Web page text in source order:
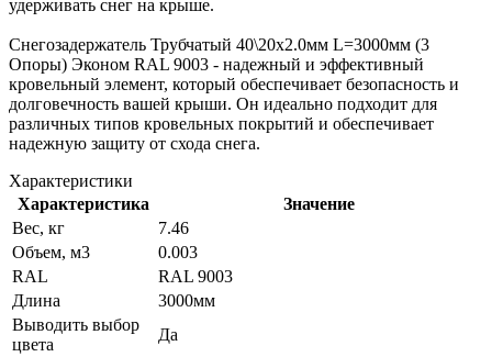
удерживать снег на крыше.
Снегозадержатель Трубчатый 40\20х2.0мм L=3000мм (3
Опоры) Эконом RAL 9003 - надежный и эффективный
кровельный элемент, который обеспечивает безопасность и
долговечность вашей крыши. Он идеально подходит для
различных типов кровельных покрытий и обеспечивает
надежную защиту от схода снега.
Характеристики
Характеристика
Значение
Вес, кг
7.46
Объем, м3
0.003
RAL
RAL 9003
Длина
3000мм
Выводить выбор
цвета
Да